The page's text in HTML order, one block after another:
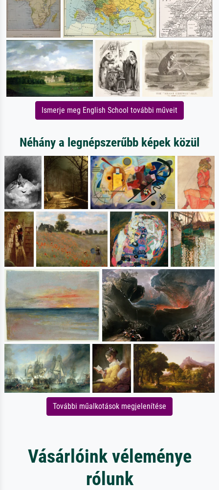
Ismerje meg English School további műveit
Néhány a legnépszerűbb képek közül
További műalkotások megjelenítése
Vásárlóink véleménye
rólunk